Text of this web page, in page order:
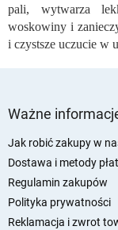
pali, wytwarza
woskowiny i
i czystsze uczucie w
Ważne
Jak robić zakupy w
Dostawa i metody
Regulamin zakupów
Polityka prywatności
Reklamacja i zwrot